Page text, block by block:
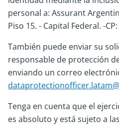
personal a: Assurant
Piso 15. - Capital Federal. -CP:
También puede enviar su
responsable de protección
enviando un correo
Tenga en cuenta que el
es absoluto y está sujeto a